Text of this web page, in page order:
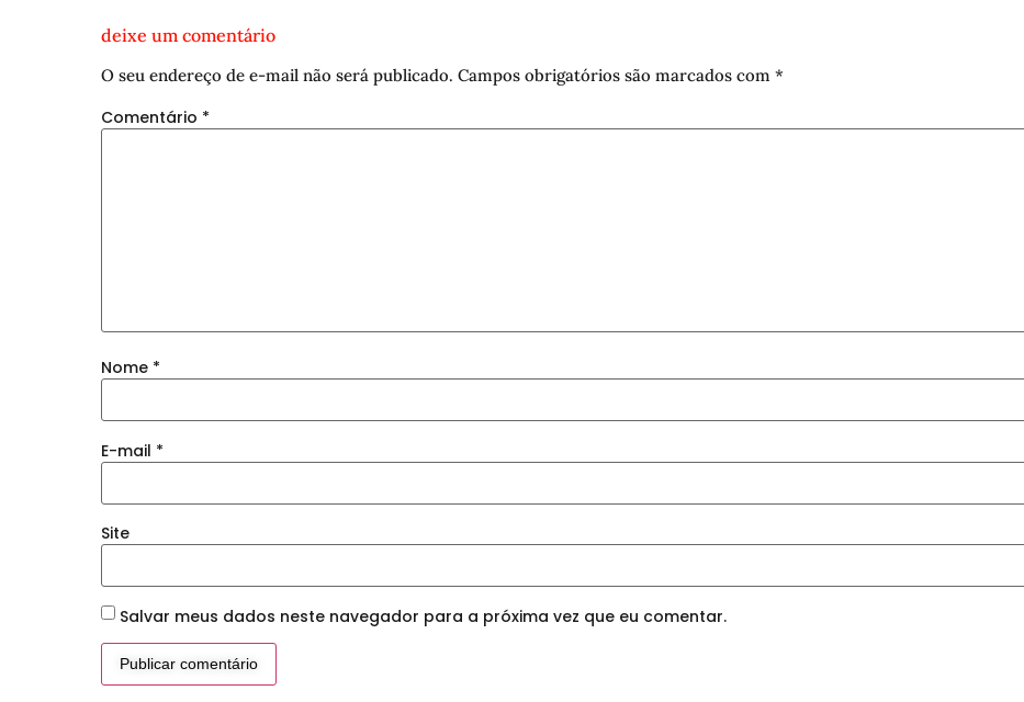
deixe um comentário
O seu endereço de e-mail não será publicado. Campos obrigatórios são marcados com *
Comentário *
Nome *
E-mail *
Site
Salvar meus dados neste navegador para a próxima vez que eu comentar.